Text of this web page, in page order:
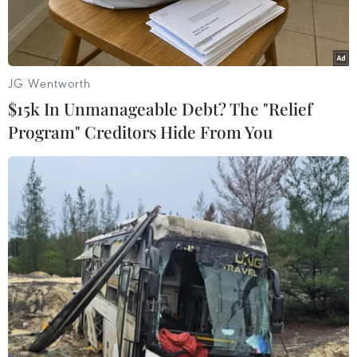
Đối thoại trực tiếp và trực tuyến giữa Bí thư thứ nhất Trung ương
Đoàn với đoàn viên, thanh thiếu nhi năm 2022. (Ảnh: Minh
Đức/TTXVN)
Chiều 25/3, Ủy viên Trung ương Đảng, Bí thư
thứ Nhất Trung ương Đoàn Thanh niên Cộng
sản Hồ Chí Minh Nguyễn Anh Tuấn đã đối thoại
với đoàn viên, thanh niên, thiếu nhi trong và
ngoài nước với chủ đề "Khát vọng cống hiến, lẽ
JG Wentworth
$15k In Unmanageable Debt? The "Relief
Program" Creditors Hide From You